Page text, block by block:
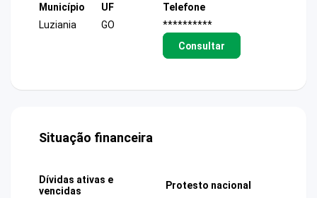
Município
Luziania
UF
GO
Telefone
**********
Consultar
Situação financeira
Dívidas ativas e
vencidas
Protesto nacional